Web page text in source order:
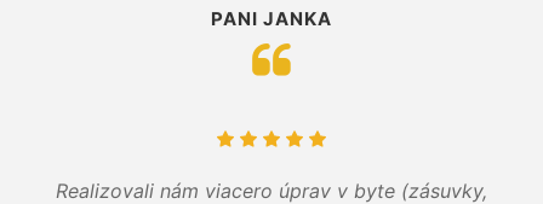
PANI JANKA
Realizovali nám viacero úprav v byte (zásuvky,